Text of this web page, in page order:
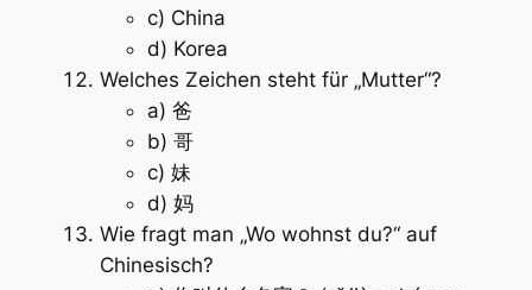
c) China
d) Korea
Welches Zeichen steht für „Mutter“?
a) 爸
b) 哥
c) 妹
d) 妈
Wie fragt man „Wo wohnst du?“ auf
Chinesisch?